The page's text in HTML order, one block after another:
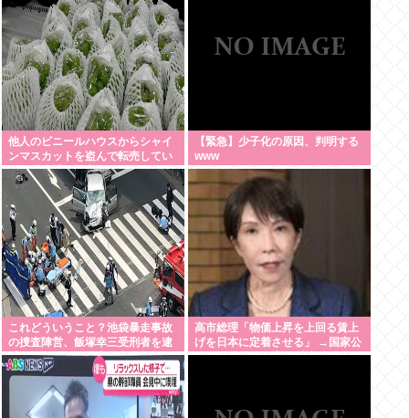
他人のビニールハウスからシャイ
ンマスカットを盗んで転売してい
た無職逮捕！被害100万円ほどに
【緊急】少子化の原因、判明する
www
これどういうこと？池袋暴走事故
の捜査陣営、飯塚幸三受刑者を逮
捕しなくていい理由を考えるため
に1000ページもの法解釈書を読ん
でた模様…自民議員からも圧力
高市総理「物価上昇を上回る賃上
げを日本に定着させる」 →国家公
務員月給3.51％増へ 地方公務員も